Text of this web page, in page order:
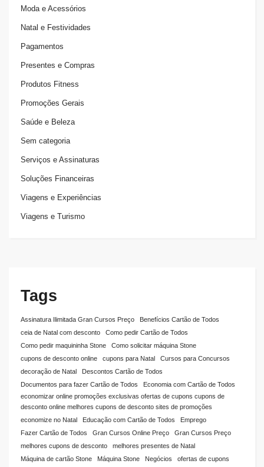
Moda e Acessórios
Natal e Festividades
Pagamentos
Presentes e Compras
Produtos Fitness
Promoções Gerais
Saúde e Beleza
Sem categoria
Serviços e Assinaturas
Soluções Financeiras
Viagens e Experiências
Viagens e Turismo
Tags
Assinatura Ilimitada Gran Cursos Preço
Benefícios Cartão de Todos
ceia de Natal com desconto
Como pedir Cartão de Todos
Como pedir maquininha Stone
Como solicitar máquina Stone
cupons de desconto online
cupons para Natal
Cursos para Concursos
decoração de Natal
Descontos Cartão de Todos
Documentos para fazer Cartão de Todos
Economia com Cartão de Todos
economizar online promoções exclusivas ofertas de cupons cupons de
desconto online melhores cupons de desconto sites de promoções
economize no Natal
Educação com Cartão de Todos
Emprego
Fazer Cartão de Todos
Gran Cursos Online Preço
Gran Cursos Preço
melhores cupons de desconto
melhores presentes de Natal
Máquina de cartão Stone
Máquina Stone Negócios
ofertas de cupons